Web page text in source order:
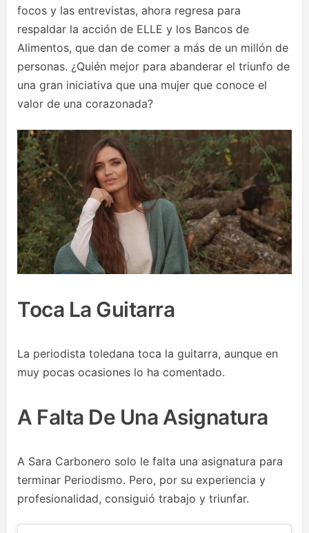
focos y las entrevistas, ahora regresa para
respaldar la acción de ELLE y los Bancos de
Alimentos, que dan de comer a más de un millón de
personas. ¿Quién mejor para abanderar el triunfo de
una gran iniciativa que una mujer que conoce el
valor de una corazonada?
Toca La Guitarra
La periodista toledana toca la guitarra, aunque en
muy pocas ocasiones lo ha comentado.
A Falta De Una Asignatura
A Sara Carbonero solo le falta una asignatura para
terminar Periodismo. Pero, por su experiencia y
profesionalidad, consiguió trabajo y triunfar.